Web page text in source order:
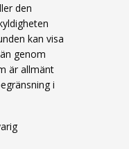
den
kan visa
genom
är allmänt
i